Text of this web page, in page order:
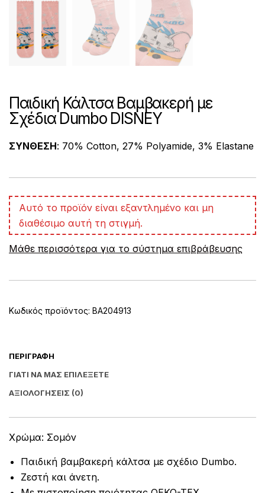
Παιδική Κάλτσα Βαμβακερή με
Σχέδια Dumbo DISNEY
ΣΥΝΘΕΣΗ: 70% Cotton, 27% Polyamide, 3% Elastane
Αυτό το προϊόν είναι εξαντλημένο και μη
διαθέσιμο αυτή τη στιγμή.
Μάθε περισσότερα για το σύστημα επιβράβευσης
Κωδικός προϊόντος: BA204913
ΠΕΡΙΓΡΑΦΉ
ΓΙΑΤΊ ΝΑ ΜΑΣ ΕΠΙΛΈΞΕΤΕ
ΑΞΙΟΛΟΓΉΣΕΙΣ (0)
Χρώμα: Σομόν
Παιδική βαμβακερή κάλτσα με σχέδιο Dumbo.
Ζεστή και άνετη.